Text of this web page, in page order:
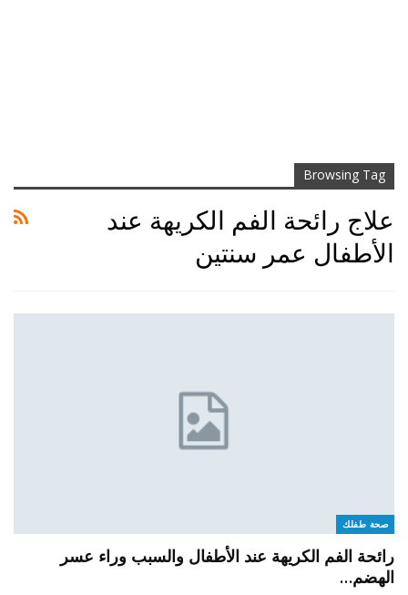
Browsing Tag
علاج رائحة الفم الكريهة عند
الأطفال عمر سنتين
صحة طفلك
رائحة الفم الكريهة عند الأطفال والسبب وراء عسر
الهضم…